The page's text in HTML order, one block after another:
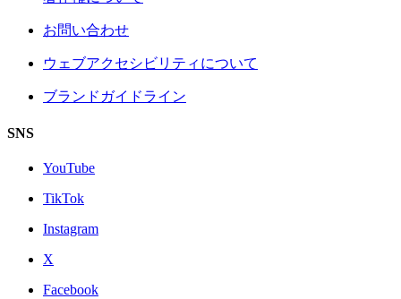
お問い合わせ
ウェブアクセシビリティについて
ブランドガイドライン
SNS
YouTube
TikTok
Instagram
X
Facebook